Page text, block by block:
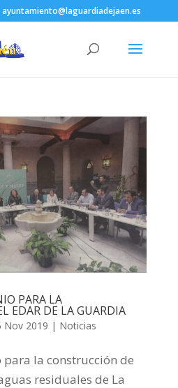
ayuntamiento@laguardiadejaen.es
PARA LA
EDAR DE LA GUARDIA
Nov 2019 | Noticias
para la construcción de
residuales de La